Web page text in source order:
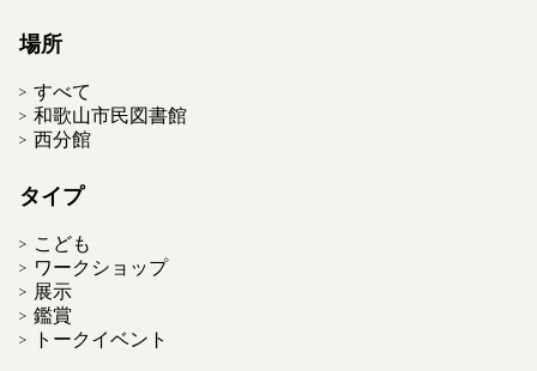
場所
すべて
和歌山市民図書館
西分館
タイプ
こども
ワークショップ
展示
鑑賞
トークイベント